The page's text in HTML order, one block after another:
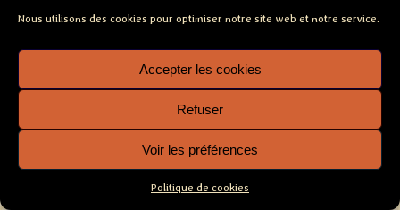
Nous utilisons des cookies pour optimiser notre site web et notre service.
Accepter les cookies
Refuser
Voir les préférences
Politique de cookies